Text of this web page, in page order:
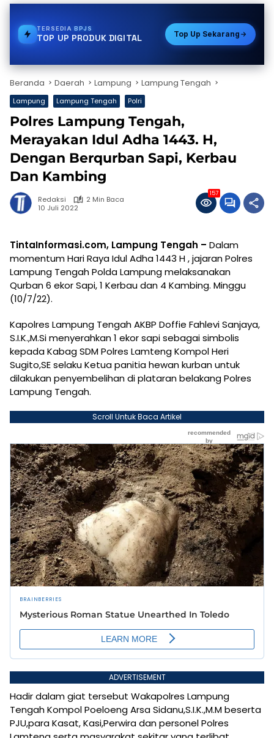
TERSEDIAGAS
TOP UP PRODUK DIGITAL Top Up Sekarang
Beranda Daerah Lampung Lampung Tengah
Lampung Lampung Tengah Polri
Polres Lampung Tengah,
Merayakan Idul Adha 1443. H,
Dengan Berqurban Sapi, Kerbau
Dan Kambing
Redaksi
2 Min Baca
10 Juli 2022
157
TintaInformasi.com, Lampung Tengah – Dalam
momentum Hari Raya Idul Adha 1443 H , jajaran Polres
Lampung Tengah Polda Lampung melaksanakan
Qurban 6 ekor Sapi, 1 Kerbau dan 4 Kambing. Minggu
(10/7/22).
Kapolres Lampung Tengah AKBP Doffie Fahlevi Sanjaya,
S.I.K.,M.Si menyerahkan 1 ekor sapi sebagai simbolis
kepada Kabag SDM Polres Lamteng Kompol Heri
Sugito,SE selaku Ketua panitia hewan kurban untuk
dilakukan penyembelihan di plataran belakang Polres
Lampung Tengah.
Scroll Untuk Baca Artikel
ADVERTISEMENT
Hadir dalam giat tersebut Wakapolres Lampung
Tengah Kompol Poeloeng Arsa Sidanu,S.I.K.,M.M beserta
PJU,para Kasat, Kasi,Perwira dan personel Polres